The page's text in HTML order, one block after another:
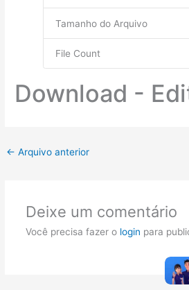
Tamanho do Arquivo
File Count
Download -
← Arquivo anterior
Deixe um comentário
Você precisa fazer o login para